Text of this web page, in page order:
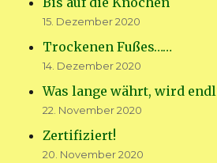
15. Dezember 2020
Trockenen Fußes……
14. Dezember 2020
Was lange währt, wird
22. November 2020
Zertifiziert!
20. November 2020